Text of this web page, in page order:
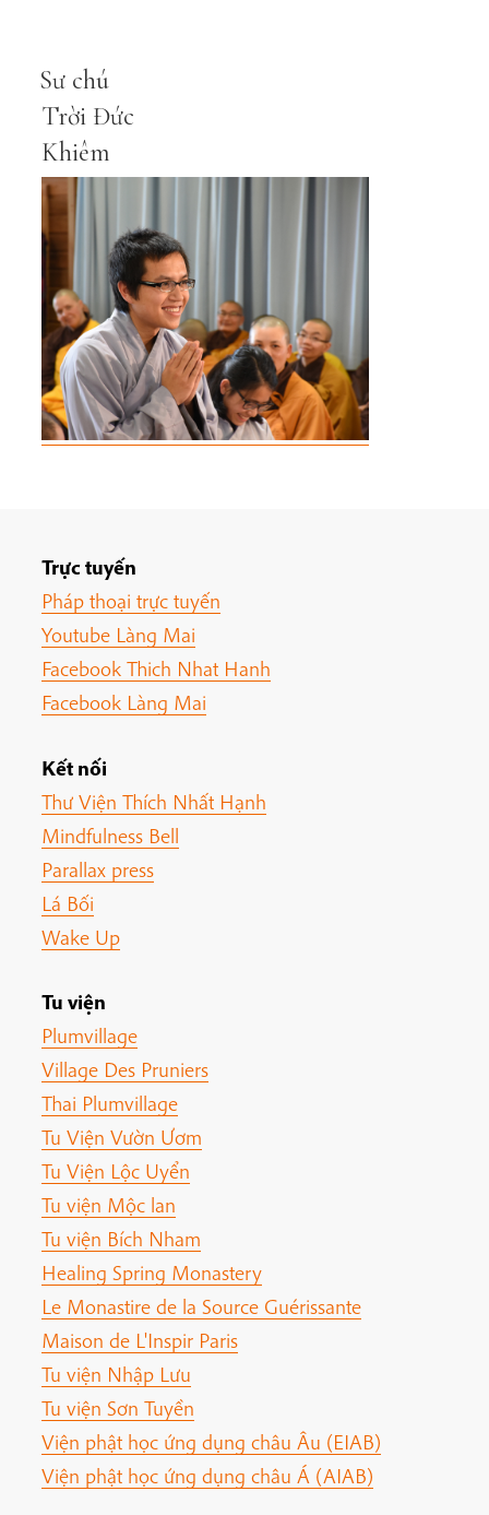
Sư chú
Trời Đức
Khiêm
Trực tuyến
Pháp thoại trực tuyến
Youtube Làng Mai
Facebook Thich Nhat Hanh
Facebook Làng Mai
Kết nối
Thư Viện Thích Nhất Hạnh
Mindfulness Bell
Parallax press
Lá Bối
Wake Up
Tu viện
Plumvillage
Village Des Pruniers
Thai Plumvillage
Tu Viện Vườn Ươm
Tu Viện Lộc Uyển
Tu viện Mộc lan
Tu viện Bích Nham
Healing Spring Monastery
Le Monastire de la Source Guérissante
Maison de L'Inspir Paris
Tu viện Nhập Lưu
Tu viện Sơn Tuyền
Viện phật học ứng dụng châu Âu (EIAB)
Viện phật học ứng dụng châu Á (AIAB)